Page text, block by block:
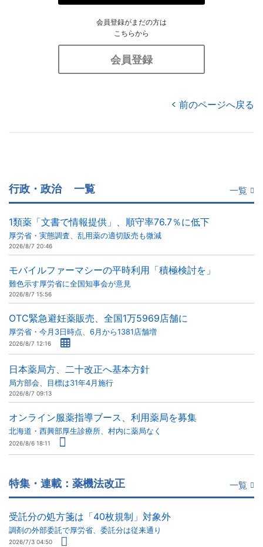
会員登録がまだの方は
こちらから
会員登録
前のページへ戻る
行政・政治 一覧 一覧
1類薬「文書で情報提供」、順守率76.7％に低下
厚労省・実態調査、乱用薬の適切販売も微減
2026/8/7 20:46
モバイルファーマシーの平時利用「積極検討を」
難色示す厚労省に全国知事会が意見
2026/8/7 15:56
OTC緊急避妊薬販売、全国1万5969店舗に
厚労省・今月3日時点、6月から1381店舗増
2026/8/7 12:16
日本薬局方、二十改正へ基本方針
局方部会、目標は31年4月施行
2026/8/7 09:13
オンライン服薬指導ブース、利用薬局を募集
北海道・西興部厚生診療所、村内に薬局なく
2026/8/6 18:11
特集・連載：薬機法改正 一覧
受託分の処方箋は「40枚規制」対象外
調剤の外部委託で厚労省、委託分は従来通り
2026/7/3 04:50